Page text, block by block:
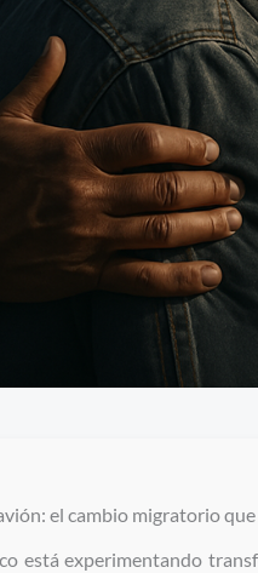
el cambio migratorio que
está experimentando